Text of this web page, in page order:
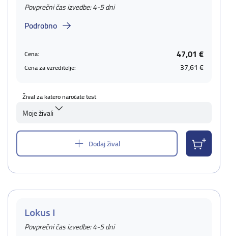
Povprečni čas izvedbe: 4-5 dni
Podrobno
Cena: 47,01 €
Cena za vzreditelje: 37,61 €
Žival za katero naročate test
Moje živali
Dodaj žival
Lokus I
Povprečni čas izvedbe: 4-5 dni